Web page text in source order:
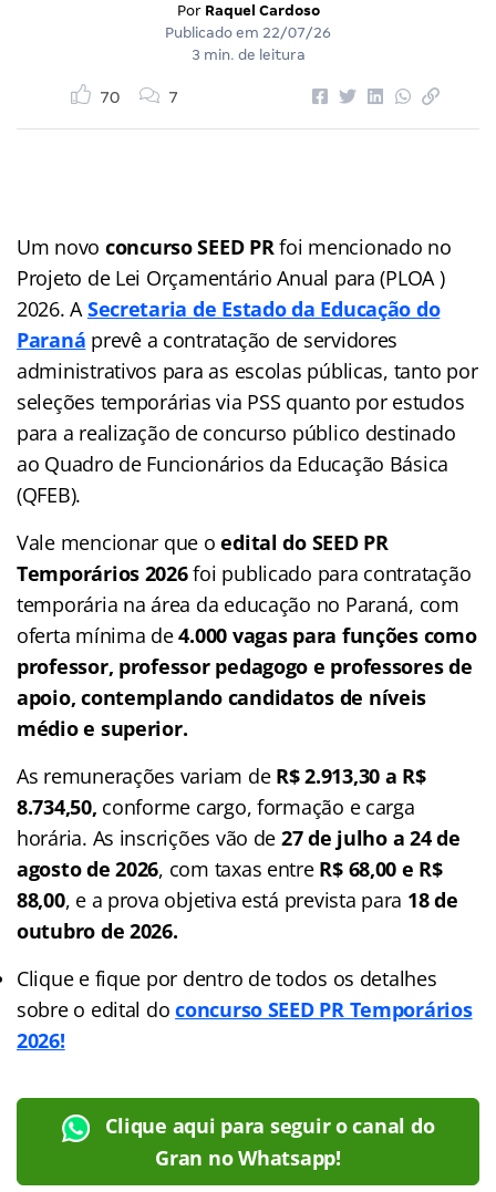
Por Raquel Cardoso
Publicado em 22/07/26
3 min. de leitura
70 7
Um novo concurso SEED PRfoi mencionado no
Projeto de Lei Orçamentário Anual para (PLOA )
2026. ASecretaria de Estado da Educação do
Paraná prevê a contratação de servidores
administrativos para as escolas públicas, tanto por
seleções temporárias via PSS quanto por estudos
para a realização de concurso público destinado
ao Quadro de Funcionários da Educação Básica
(QFEB).
Vale mencionar que oedital do SEED PR
Temporários 2026foi publicado para contratação
temporária na área da educação no Paraná, com
oferta mínima de4.000 vagas para funções como
professor, professor pedagogo e professores de
apoio, contemplando candidatos de níveis
médio e superior.
As remunerações variam de R$ 2.913,30 a R$
8.734,50, conforme cargo, formação e carga
horária. As inscrições vão de 27 de julho a 24 de
agosto de 2026, com taxas entre R$ 68,00 e R$
88,00, e a prova objetiva está prevista para 18 de
outubro de 2026.
Clique e fique por dentro de todos os detalhes
sobre o edital doconcurso SEED PR Temporários
2026!
Clique aqui para seguir o canal do
Gran no Whatsapp!